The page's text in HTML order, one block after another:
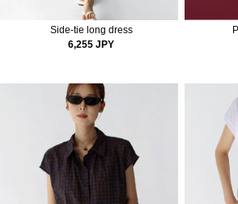
Side-tie long dress
6,255 JPY